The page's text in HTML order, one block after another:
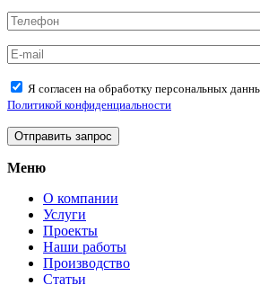
Я согласен на обработку персональных
Политикой конфиденциальности
Меню
О компании
Услуги
Проекты
Наши работы
Производство
Статьи